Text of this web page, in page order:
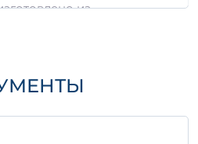
из
технологии
данного